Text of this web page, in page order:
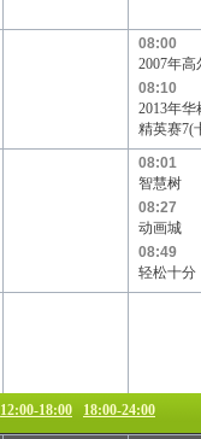
08:00
2007年
08:10
2013年
精英赛7(
08:01
智慧树
08:27
动画城
08:49
轻松十分
12:00-18:00 18:00-24:00